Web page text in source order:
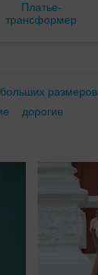
Платье-
трансформер
больших размеров
дорогие